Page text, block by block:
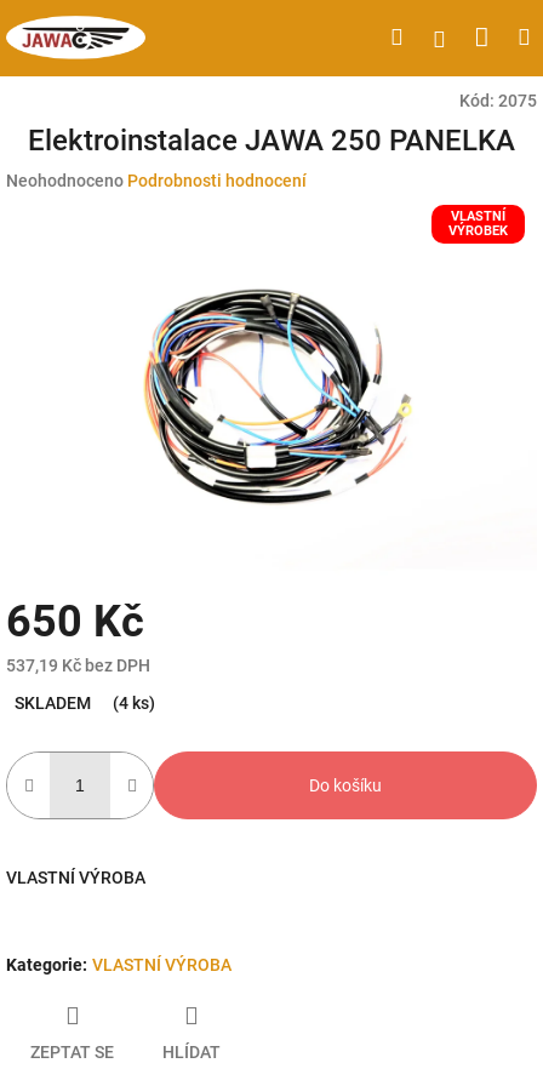
na
obsah
HledatPřihlášení
Kód: 2075
Elektroinstalace JAWA 250 PANELKA
Průměrné
Neohodnoceno Podrobnosti hodnocení
VLASTNÍ
VÝROBEK
650 Kč
537,19 Kč bez DPH
cena:
SKLADEM (4 ks)
Do košíku
VLASTNÍ VÝROBA
Kategorie: VLASTNÍ VÝROBA
ZEPTAT SE HLÍDAT